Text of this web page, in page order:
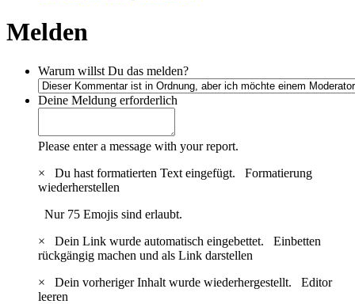
Melden
Warum willst Du das melden?
Deine Meldung erforderlich
Please enter a message with your report.
×
Du hast formatierten Text eingefügt. Formatierung
wiederherstellen
Nur 75 Emojis sind erlaubt.
×
Dein Link wurde automatisch eingebettet. Einbetten
rückgängig machen und als Link darstellen
×
Dein vorheriger Inhalt wurde wiederhergestellt. Editor
leeren